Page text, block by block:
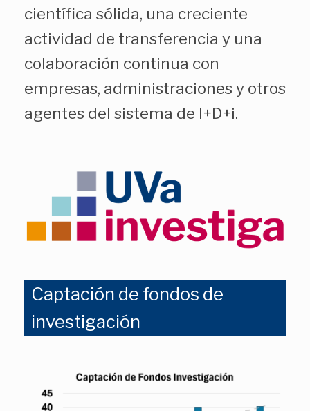
científica sólida, una creciente
actividad de transferencia y una
colaboración continua con
empresas, administraciones y otros
agentes del sistema de I+D+i.
Captación de fondos de
investigación